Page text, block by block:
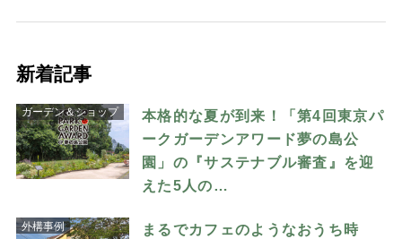
新着記事
ガーデン＆ショップ
本格的な夏が到来！「第4回東京パ
ークガーデンアワード夢の島公
園」の『サステナブル審査』を迎
えた5人の…
外構事例
まるでカフェのようなおうち時